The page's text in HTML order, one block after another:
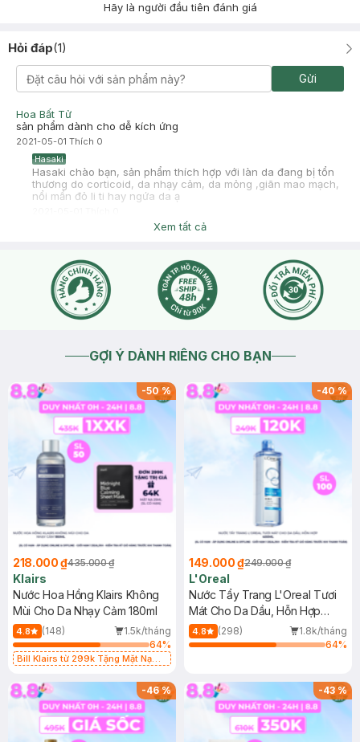
Hãy là người đầu tiên đánh giá
Hỏi đáp(1)
Gửi
Hoa Bất Tử
sản phẩm dành cho dễ kích ứng
2021-05-01 Thích 0
Hasaki
Hasaki chào bạn, sản phẩm thích hợp với làn da đang bị tổn
thương do corticoid, da nhạy cảm, da mỏng ,giãn mao mạch,
nổi mẩn đỏ li ti hay ngứa da ạ
Xem tất cả
GỢI Ý DÀNH RIÊNG CHO BẠN
-50%
218.000 ₫435.000 ₫
Klairs
Nước Hoa Hồng Klairs Không
Mùi Cho Da Nhạy Cảm 180ml
4.8 (148)
1.5k/tháng
64%
Bill Klairs từ 299k Tặng Mặt Nạ
25ml (SL Có Hạn)
-40%
149.000 ₫249.000 ₫
L'Oreal
Nước Tẩy Trang L'Oreal Tươi
Mát Cho Da Dầu, Hỗn Hợp
400ml
4.8 (298)
1.8k/tháng
64%
-46% -43%